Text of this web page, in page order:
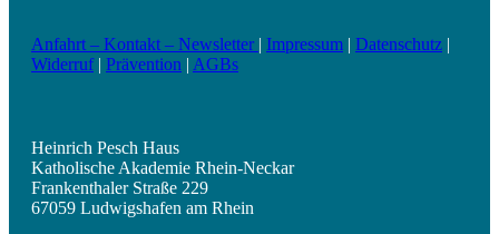
Anfahrt – Kontakt – Newsletter | Impressum | Datenschutz |
Widerruf| Prävention | AGBs
Heinrich Pesch Haus
Katholische Akademie Rhein-Neckar
Frankenthaler Straße 229
67059 Ludwigshafen am Rhein